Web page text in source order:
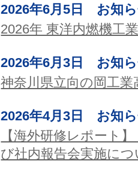
2026年6月5日 お知
2026年 東洋内燃機工
2026年6月3日 お知
神奈川県立向の岡工
2026年4月3日 お知
【海外研修レポート
び社内報告会実施に